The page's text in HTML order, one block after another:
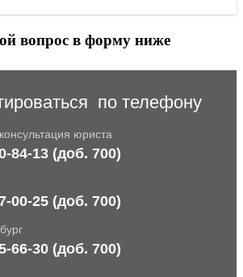
вопрос в форму ниже